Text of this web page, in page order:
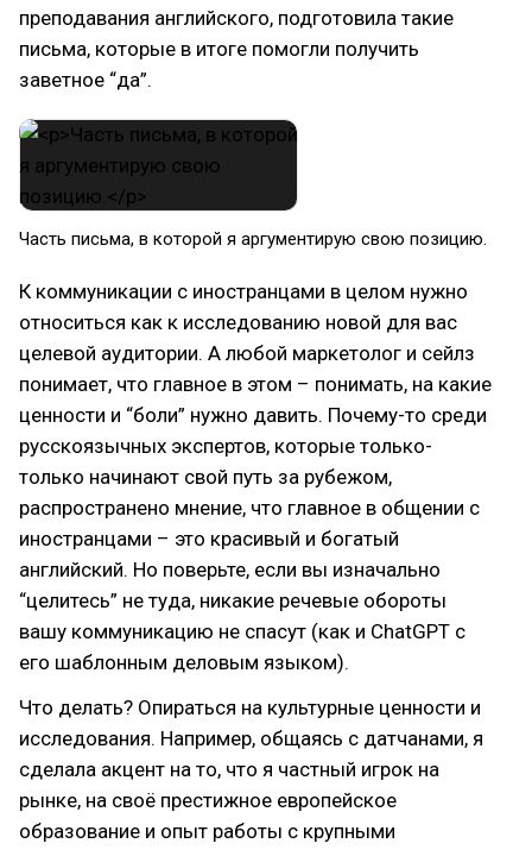
преподавания английского, подготовила такие
письма, которые в итоге помогли получить
заветное “да”.
Часть письма, в которой я аргументирую свою позицию.
К коммуникации с иностранцами в целом нужно
относиться как к исследованию новой для вас
целевой аудитории. А любой маркетолог и сейлз
понимает, что главное в этом – понимать, на какие
ценности и “боли” нужно давить. Почему-то среди
русскоязычных экспертов, которые только-
только начинают свой путь за рубежом,
распространено мнение, что главное в общении с
иностранцами – это красивый и богатый
английский. Но поверьте, если вы изначально
“целитесь” не туда, никакие речевые обороты
вашу коммуникацию не спасут (как и ChatGPT с
его шаблонным деловым языком).
Что делать? Опираться на культурные ценности и
исследования. Например, общаясь с датчанами, я
сделала акцент на то, что я частный игрок на
рынке, на своё престижное европейское
образование и опыт работы с крупными